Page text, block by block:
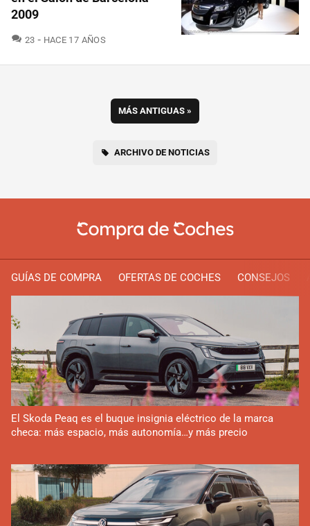
2009
23 COMENTARIOS
HACE 17 AÑOS
MÁS ANTIGUAS »
ARCHIVO DE NOTICIAS
GUÍAS DE COMPRA OFERTAS DE COCHES CONSEJOS
El Skoda Peaq es el buque insignia eléctrico de la marca
checa: más espacio, más autonomía…y más precio